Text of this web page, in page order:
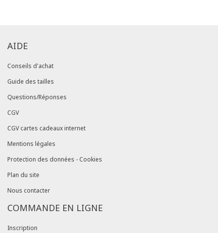
AIDE
Conseils d'achat
Guide des tailles
Questions/Réponses
CGV
CGV cartes cadeaux internet
Mentions légales
Protection des données - Cookies
Plan du site
Nous contacter
COMMANDE EN LIGNE
Inscription